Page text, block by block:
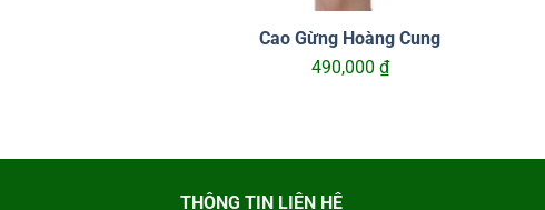
Cao Gừng Hoàng Cung
490,000 ₫
THÔNG TIN LIÊN HỆ